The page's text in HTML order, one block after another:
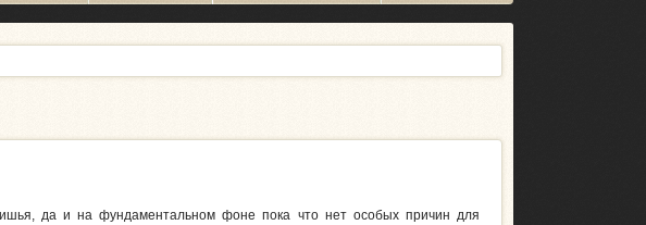
да и на фундаментальном фоне пока что нет особых причин для